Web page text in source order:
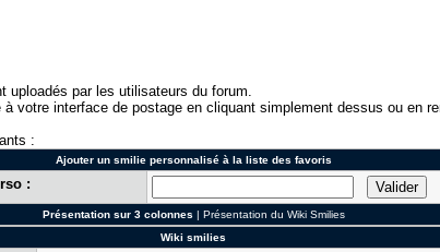
uploadés par les utilisateurs du forum.
votre interface de postage en cliquant simplement dessus ou en
:
Ajouter un smilie personnalisé à la liste des favoris
:
Présentation sur 3 colonnes | Présentation du Wiki Smilies
Wiki smilies